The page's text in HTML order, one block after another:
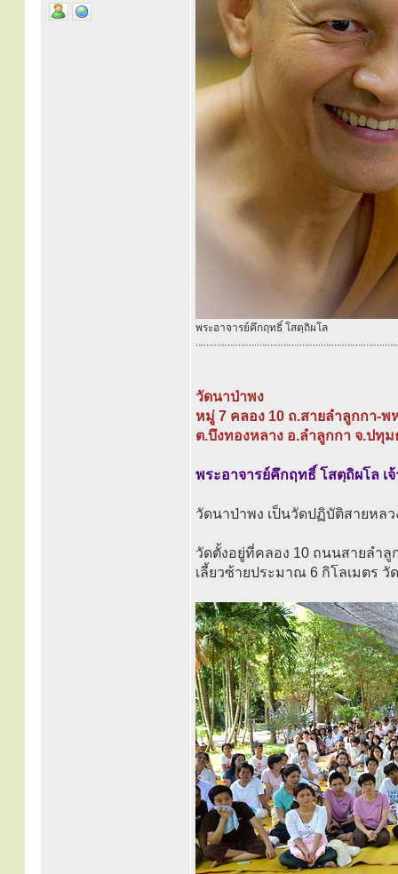
พระอาจารย์คึกฤทธิ์ โสตฺถิผโล
............................................................................
วัดนาป่าพง
หมู่ 7 คลอง 10 ถ.สายลำลูกกา-พ
ต.บึงทองหลาง อ.ลำลูกกา จ.ปทุม
พระอาจารย์คึกฤทธิ์ โสตฺถิผโล เ
วัดนาป่าพง เป็นวัดปฏิบัติสายหล
วัดตั้งอยู่ที่คลอง 10 ถนนสายลำ
เลี้ยวซ้ายประมาณ 6 กิโลเมตร